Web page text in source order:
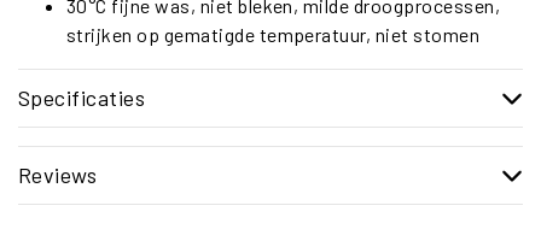
30°C fijne was, niet bleken, milde droogprocessen,
strijken op gematigde temperatuur, niet stomen
Specificaties
Reviews